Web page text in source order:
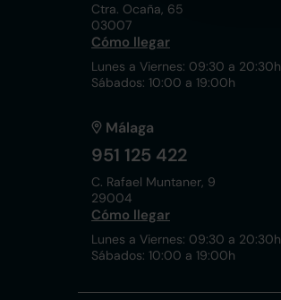
Ctra. Ocaña, 65
03007
Cómo llegar
Lunes a Viernes: 09:30 a 20:30h
Sábados: 10:00 a 19:00h
Málaga
951 125 422
C. Rafael Muntaner, 9
29004
Cómo llegar
Lunes a Viernes: 09:30 a 20:30h
Sábados: 10:00 a 19:00h